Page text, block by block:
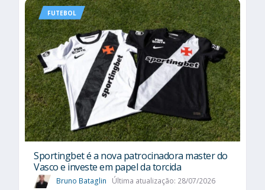
FUTEBOL
Sportingbet é a nova patrocinadora master do
Vasco e investe em papel da torcida
Bruno Bataglin Última atualização: 28/07/2026